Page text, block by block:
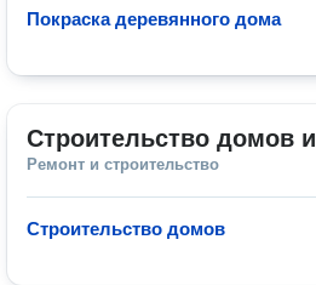
Покраска деревянного дома
Строительство домов
Ремонт и строительство
Строительство домов